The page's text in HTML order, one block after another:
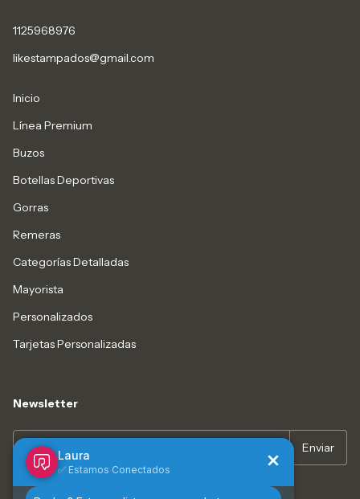
1125968976
likestampados@gmail.com
Inicio
Línea Premium
Buzos
Botellas Deportivas
Gorras
Remeras
Categorías Detalladas
Mayorista
Personalizados
Tarjetas Personalizadas
Newsletter